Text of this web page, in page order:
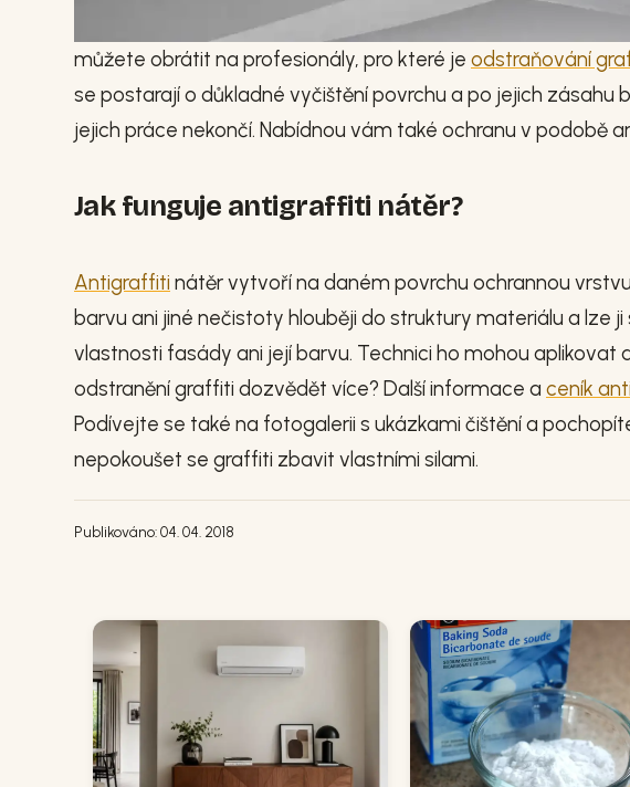
můžete obrátit na profesionály, pro které je odstraňování
se postarají o důkladné vyčištění povrchu a po jejich zásahu
jejich práce nekončí. Nabídnou vám také ochranu v podobě
Jak funguje antigraffiti nátěr?
Antigraffiti nátěr vytvoří na daném povrchu ochrannou
barvu ani jiné nečistoty hlouběji do struktury materiálu a lze
vlastnosti fasády ani její barvu. Technici ho mohou aplikovat
odstranění graffiti dozvědět více? Další informace a ceník
Podívejte se také na fotogalerii s ukázkami čištění a
nepokoušet se graffiti zbavit vlastními silami.
Publikováno: 04. 04. 2018